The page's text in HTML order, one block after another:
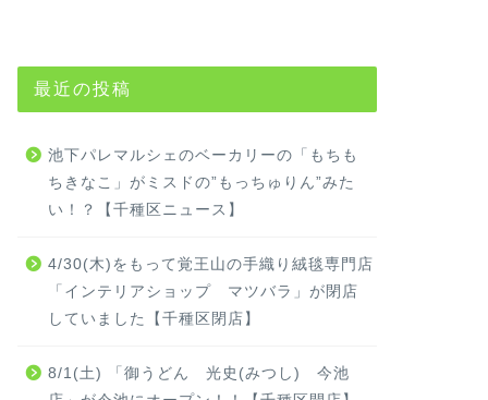
最近の投稿
池下パレマルシェのベーカリーの「もちも
ちきなこ」がミスドの”もっちゅりん”みた
い！？【千種区ニュース】
4/30(木)をもって覚王山の手織り絨毯専門店
「インテリアショップ マツバラ」が閉店
していました【千種区閉店】
8/1(土) 「御うどん 光史(みつし) 今池